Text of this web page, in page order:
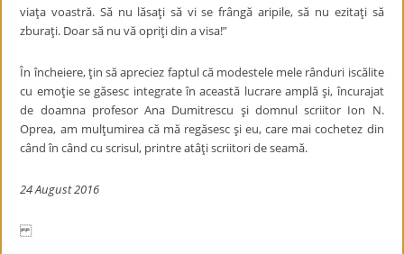
viaţa voastră. Să nu lăsaţi să vi se frângă aripile, să nu ezitaţi să
zburaţi. Doar să nu vă opriţi din a visa!”
În încheiere, ţin să apreciez faptul că modestele mele rânduri iscălite
cu emoţie se găsesc integrate în această lucrare amplă şi, încurajat
de doamna profesor Ana Dumitrescu şi domnul scriitor Ion N.
Oprea, am mulţumirea că mă regăsesc şi eu, care mai cochetez din
când în când cu scrisul, printre atâţi scriitori de seamă.
24 August 2016